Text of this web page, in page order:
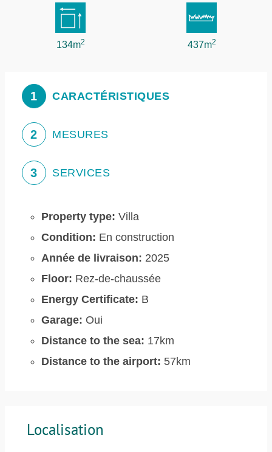
134m2 437m2
1 CARACTÉRISTIQUES
2 MESURES
3 SERVICES
Property type: Villa
Condition: En construction
Année de livraison: 2025
Floor: Rez-de-chaussée
Energy Certificate: B
Garage: Oui
Distance to the sea: 17km
Distance to the airport: 57km
Localisation